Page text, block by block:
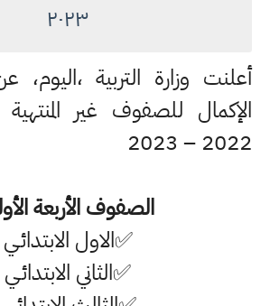
٢٠٢٣
أعلنت وزارة التربية
الإكمال للصفوف غير
2022 – 2023
الصفوف الأربعة
✅الاول الابتدائـي
✅الثاني الابتدائـي